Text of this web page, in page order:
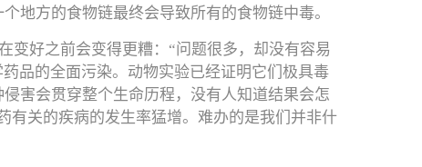
方的食物链最终会导致所有的食物链中毒。
变好之前会变得更糟：“问题很多，却没有容易
品的全面污染。动物实验已经证明它们极具毒
害会贯穿整个生命历程，没有人知道结果会怎
有关的疾病的发生率猛增。难办的是我们并非什